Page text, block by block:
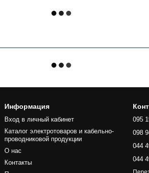
Информация
Вход в личный кабинет
Каталог электротоваров и кабельно-
проводниковой продукции
О нас
Контакты
095
098
044
044